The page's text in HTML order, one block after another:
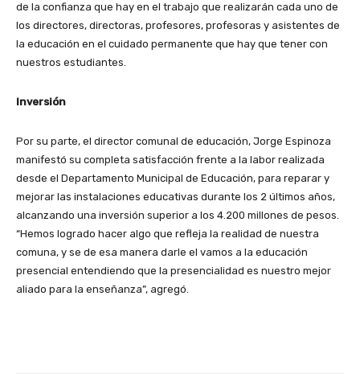
de la confianza que hay en el trabajo que realizarán cada uno de
los directores, directoras, profesores, profesoras y asistentes de
la educación en el cuidado permanente que hay que tener con
nuestros estudiantes.
Inversión
Por su parte, el director comunal de educación, Jorge Espinoza
manifestó su completa satisfacción frente a la labor realizada
desde el Departamento Municipal de Educación, para reparar y
mejorar las instalaciones educativas durante los 2 últimos años,
alcanzando una inversión superior a los 4.200 millones de pesos.
“Hemos logrado hacer algo que refleja la realidad de nuestra
comuna, y se de esa manera darle el vamos a la educación
presencial entendiendo que la presencialidad es nuestro mejor
aliado para la enseñanza”, agregó.